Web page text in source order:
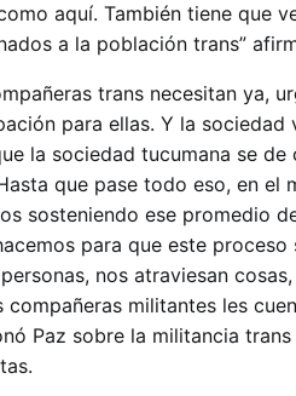
aquí. También tiene que
a la población trans”
trans necesitan ya,
para ellas. Y la
la sociedad tucumana se
que pase todo eso, en el
sosteniendo ese promedio
para que este
nos atraviesan
compañeras militantes les
Paz sobre la militancia